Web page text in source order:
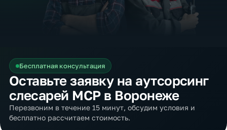
Бесплатная консультация
Оставьте заявку на аутсорсинг
слесарей МСР в Воронеже
Перезвоним в течение 15 минут, обсудим условия и
бесплатно рассчитаем стоимость.